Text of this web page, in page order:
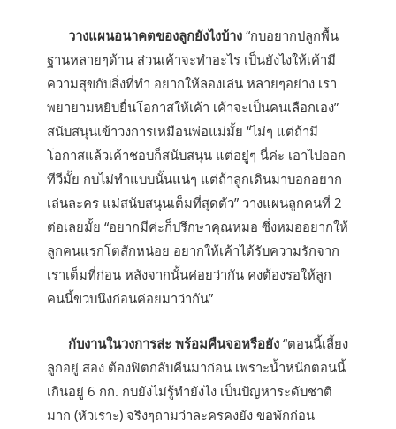
วางแผนอนาคตของลูกยังไงบ้าง“กบอยากปลูกพื้น
ฐานหลายๆด้าน ส่วนเค้าจะทำอะไร เป็นยังไงให้เค้ามี
ความสุขกับสิ่งที่ทำ อยากให้ลองเล่น หลายๆอย่าง เรา
พยายามหยิบยื่นโอกาสให้เค้า เค้าจะเป็นคนเลือกเอง”
สนับสนุนเข้าวงการเหมือนพ่อแม่มั้ย “ไม่ๆ แต่ถ้ามี
โอกาสแล้วเค้าชอบก็สนับสนุน แต่อยู่ๆ นี่ค่ะ เอาไปออก
ทีวีมั้ย กบไม่ทำแบบนั้นแน่ๆ แต่ถ้าลูกเดินมาบอกอยาก
เล่นละคร แม่สนับสนุนเต็มที่สุดตัว” วางแผนลูกคนที่ 2
ต่อเลยมั้ย “อยากมีค่ะก็ปรึกษาคุณหมอ ซึ่งหมออยากให้
ลูกคนแรกโตสักหน่อย อยากให้เค้าได้รับความรักจาก
เราเต็มที่ก่อน หลังจากนั้นค่อยว่ากัน คงต้องรอให้ลูก
คนนี้ขวบนึงก่อนค่อยมาว่ากัน”
กับงานในวงการล่ะ พร้อมคืนจอหรือยัง“ตอนนี้เลี้ยง
ลูกอยู่ สอง ต้องฟิตกลับคืนมาก่อน เพราะน้ำหนักตอนนี้
เกินอยู่ 6 กก. กบยังไม่รู้ทำยังไง เป็นปัญหาระดับชาติ
มาก (หัวเราะ) จริงๆถามว่าละครคงยัง ขอพักก่อน